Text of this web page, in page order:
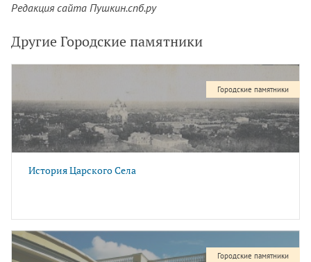
Редакция сайта Пушкин.спб.ру
Другие Городские памятники
Городские памятники
История Царского Села
Городские памятники